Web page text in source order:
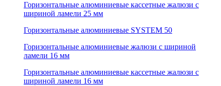
Горизонтальные алюминиевые кассетные жалюзи с
шириной ламели 25 мм
Горизонтальные алюминиевые SYSTEM 50
Горизонтальные алюминиевые жалюзи с шириной
ламели 16 мм
Горизонтальные алюминиевые кассетные жалюзи с
шириной ламели 16 мм